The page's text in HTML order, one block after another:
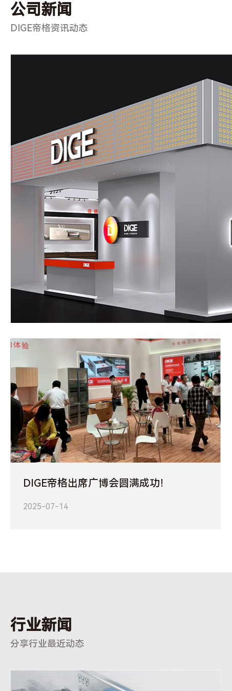
公司新闻
DIGE帝格资讯动态
DIGE帝格出席广博会圆满成功！
2025-07-14
行业新闻
分享行业最近动态